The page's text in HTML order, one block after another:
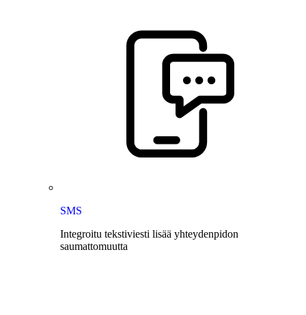
SMS
Integroitu tekstiviesti lisää yhteydenpidon
saumattomuutta